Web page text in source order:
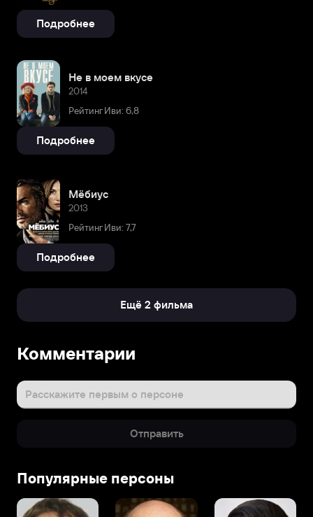
Подробнее
Не в моем вкусе
2014
Рейтинг Иви: 6,8
Подробнее
Мёбиус
2013
Рейтинг Иви: 7,7
Подробнее
Ещё 2 фильма
Комментарии
Расскажите первым о персоне
Отправить
Популярные персоны